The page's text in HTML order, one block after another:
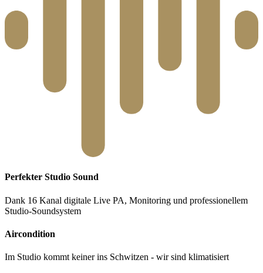
Perfekter Studio Sound
Dank 16 Kanal digitale Live PA, Monitoring und professionellem
Studio-Soundsystem
Aircondition
Im Studio kommt keiner ins Schwitzen - wir sind klimatisiert